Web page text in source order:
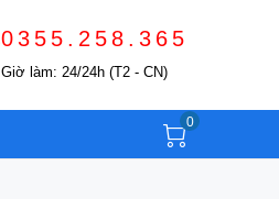
0355.258.365
Giờ làm: 24/24h (T2 - CN)
0